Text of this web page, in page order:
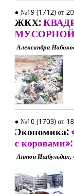
● №19 (1712) от
ЖКХ:
Александра
● №10 (1703) от
Экономика:
с коровами»:
Антон Ишбульдин,